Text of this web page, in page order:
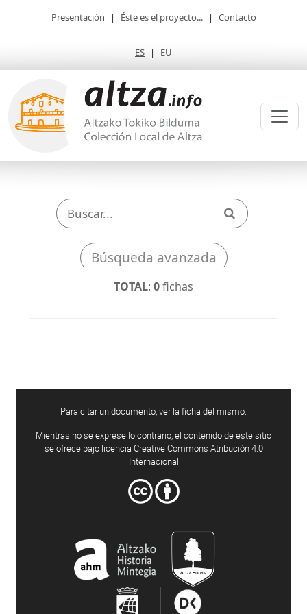
Presentación | Éste es el proyecto... | Contacto
ES | EU
Búsqueda avanzada
TOTAL: 0fichas
Para citar un documento, ver la ficha del mismo.
Mientras no se exprese lo contrario, el contenido de este sitio
se ofrece bajo licencia Creative Commons Atribución 4.0
Internacional